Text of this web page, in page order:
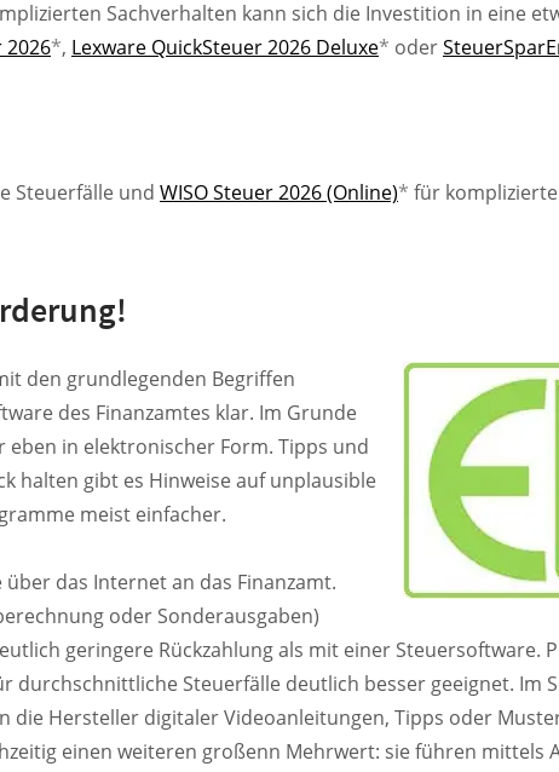
Sachverhalten kann sich die Investition in eine
2026*, Lexware QuickSteuer 2026 Deluxe* oder
Steuerfälle und WISO Steuer 2026 (Online)* für
den grundlegenden Begriffen
des Finanzamtes klar. Im Grunde
in elektronischer Form. Tipps und
halten gibt es Hinweise auf unplausible
meist einfacher.
das Internet an das Finanzamt.
oder Sonderausgaben)
geringere Rückzahlung als mit einer Steuersoftware.
durchschnittliche Steuerfälle deutlich besser geeignet. Im
die Hersteller digitaler Videoanleitungen, Tipps oder
einen weiteren großenn Mehrwert: sie führen mittels